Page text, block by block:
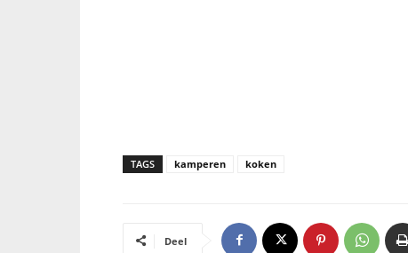
TAGS kamperen koken
Deel